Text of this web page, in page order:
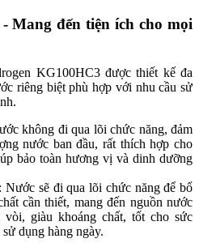
Mang đến tiện ích cho mọi
KG100HC3 được thiết kế đa
riêng biệt phù hợp với nhu cầu sử
không đi qua lõi chức năng, đảm
nước ban đầu, rất thích hợp cho
bảo toàn hương vị và dinh dưỡng
Nước sẽ đi qua lõi chức năng để bổ
cần thiết, mang đến nguồn nước
giàu khoáng chất, tốt cho sức
dụng hàng ngày.